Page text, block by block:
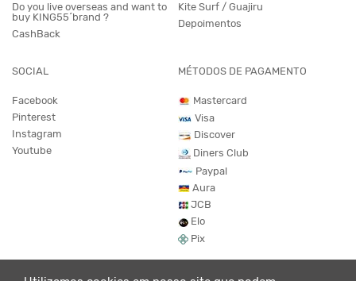
Do you live overseas and want to
buy KING55´brand ?
CashBack
Kite Surf / Guajiru
Depoimentos
SOCIAL
Facebook
Pinterest
Instagram
Youtube
MÉTODOS DE PAGAMENTO
Mastercard
Visa
Discover
Diners Club
Paypal
Aura
JCB
Elo
Pix